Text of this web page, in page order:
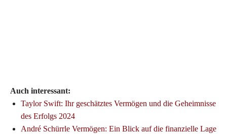
Auch interessant:
Taylor Swift: Ihr geschätztes Vermögen und die Geheimnisse
des Erfolgs 2024
André Schürrle Vermögen: Ein Blick auf die finanzielle Lage